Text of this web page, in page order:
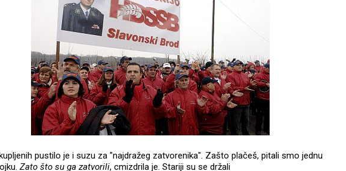
pustilo je i suzu za "najdražeg zatvorenika". Zašto plačeš, pitali smo jednu
Zato što su ga zatvorili, cmizdrila je. Stariji su se držali